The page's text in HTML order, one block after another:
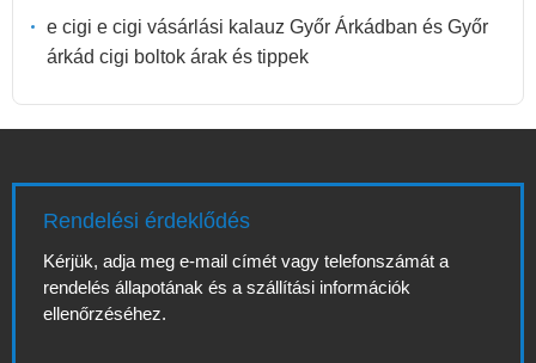
e cigi e cigi vásárlási kalauz Győr Árkádban és Győr
árkád cigi boltok árak és tippek
Rendelési érdeklődés
Kérjük, adja meg e-mail címét vagy telefonszámát a
rendelés állapotának és a szállítási információk
ellenőrzéséhez.